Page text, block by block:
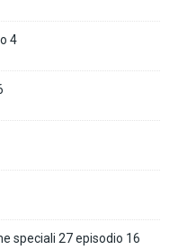
4
speciali 27 episodio 16